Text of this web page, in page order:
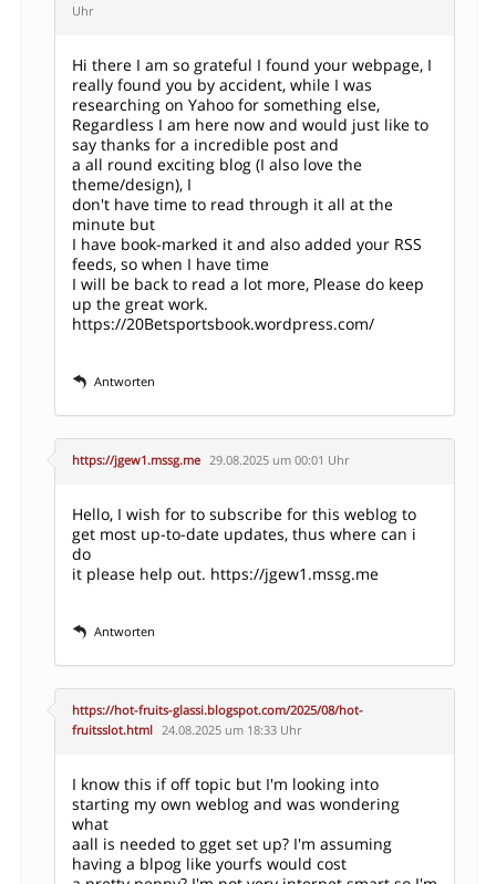
Uhr
Hi there I am so grateful I found your webpage, I
really found you by accident, while I was
researching on Yahoo for something else,
Regardless I am here now and would just like to
say thanks for a incredible post and
a all round exciting blog (I also love the
theme/design), I
don't have time to read through it all at the
minute but
I have book-marked it and also added your RSS
feeds, so when I have time
I will be back to read a lot more, Please do keep
up the great work.
https://20Betsportsbook.wordpress.com/
Antworten
https://jgew1.mssg.me 29.08.2025 um 00:01 Uhr
Hello, I wish for to subscribe for this weblog to
get most up-to-date updates, thus where can i
do
it please help out. https://jgew1.mssg.me
Antworten
https://hot-fruits-glassi.blogspot.com/2025/08/hot-
fruitsslot.html
24.08.2025 um 18:33 Uhr
I know this if off topic but I'm looking into
starting my own weblog and was wondering
what
aall is needed to gget set up? I'm assuming
having a blpog like yourfs would cost